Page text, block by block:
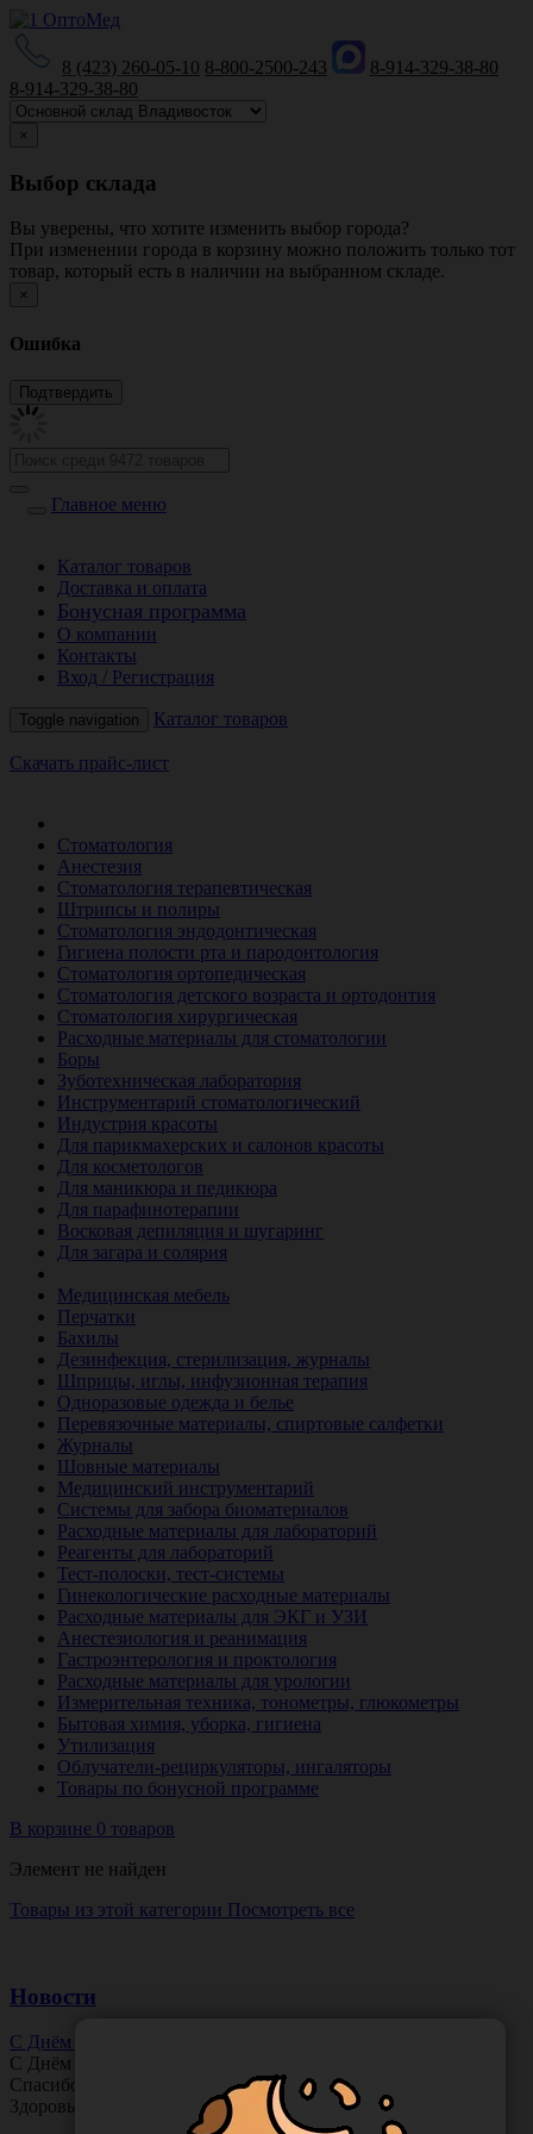
8 (423) 260-05-10 8-800-2500-243
8-914-329-38-80
8-914-329-38-80
×
Выбор склада
Вы уверены, что хотите изменить выбор города?
При изменении города в корзину можно положить только тот
товар, который есть в наличии на выбранном складе.
×
Ошибка
Главное меню
Каталог товаров
Доставка и оплата
Бонусная программа
О компании
Контакты
Вход / Регистрация
Toggle navigation Каталог товаров
Скачать прайс-лист
Стоматология
Анестезия
Стоматология терапевтическая
Штрипсы и полиры
Стоматология эндодонтическая
Гигиена полости рта и пародонтология
Стоматология ортопедическая
Стоматология детского возраста и ортодонтия
Стоматология хирургическая
Расходные материалы для стоматологии
Боры
Зуботехническая лаборатория
Инструментарий стоматологический
Индустрия красоты
Для парикмахерских и салонов красоты
Для косметологов
Для маникюра и педикюра
Для парафинотерапии
Восковая депиляция и шугаринг
Для загара и солярия
Медицинская мебель
Перчатки
Бахилы
Дезинфекция, стерилизация, журналы
Шприцы, иглы, инфузионная терапия
Одноразовые одежда и белье
Перевязочные материалы, спиртовые салфетки
Журналы
Шовные материалы
Медицинский инструментарий
Системы для забора биоматериалов
Расходные материалы для лабораторий
Реагенты для лабораторий
Тест-полоски, тест-системы
Гинекологические расходные материалы
Расходные материалы для ЭКГ и УЗИ
Анестезиология и реанимация
Гастроэнтерология и проктология
Расходные материалы для урологии
Измерительная техника, тонометры, глюкометры
Бытовая химия, уборка, гигиена
Утилизация
Облучатели-рециркуляторы, ингаляторы
Товары по бонусной программе
В корзине 0 товаров
Элемент не найден
Товары из этой категории Посмотреть все
Новости
С Днём Офтальмолога!
С Днём
Спасибо за ясное зрение и заботу о пациентах.
Здоровья вам и новых профессиональных побед!